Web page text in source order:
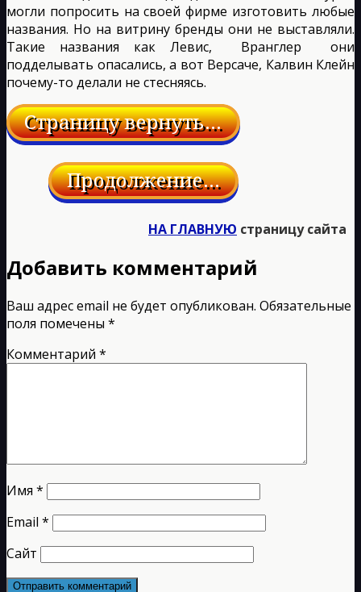
могли попросить на своей фирме изготовить любые
названия. Но на витрину бренды они не выставляли.
Такие названия как Левис, Вранглер они
подделывать опасались, а вот Версаче, Калвин Клейн
почему-то делали не стесняясь.
НА ГЛАВНУЮ страницу сайта
Добавить комментарий
Ваш адрес email не будет опубликован. Обязательные
поля помечены *
Комментарий *
Имя *
Email *
Сайт